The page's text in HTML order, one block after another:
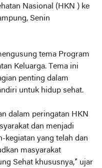
Nasional (HKN ) ke
Senin
tema Program
Keluarga. Tema ini
penting dalam
untuk hidup sehat.
dalam peringatan HKN
dan menjadi
kegiatan yang telah dan
masyarakat
Sehat khususnya,” ujar